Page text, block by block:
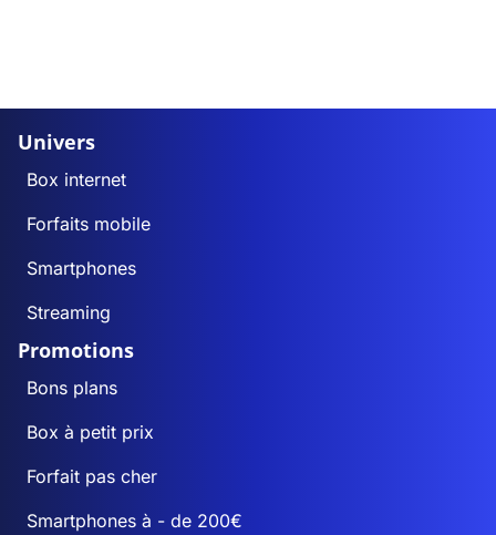
Univers
Box internet
Forfaits mobile
Smartphones
Streaming
Promotions
Bons plans
Box à petit prix
Forfait pas cher
Smartphones à - de 200€